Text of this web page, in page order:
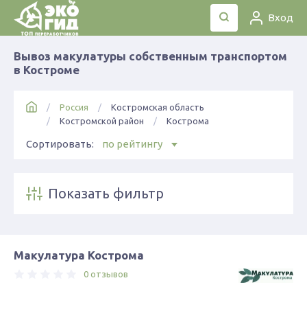
Вход
Вывоз макулатуры собственным транспортом
в Костроме
Россия
Костромская область
Костромской район
Кострома
Сортировать: по рейтингу
Показать фильтр
Макулатура Кострома
0 отзывов